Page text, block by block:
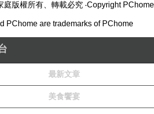
庭版權所有、轉載必究 ‧Copyright PChome
PChome are trademarks of PChome
最新文章
美食饗宴